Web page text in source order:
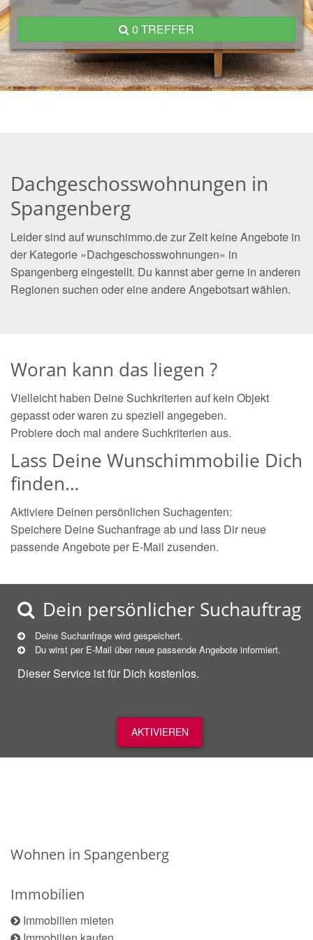
0 TREFFER
Dachgeschosswohnungen in
Spangenberg
Leider sind auf wunschimmo.de zur Zeit keine Angebote in
der Kategorie »Dachgeschosswohnungen« in
Spangenberg eingestellt. Du kannst aber gerne in anderen
Regionen suchen oder eine andere Angebotsart wählen.
Woran kann das liegen ?
Vielleicht haben Deine Suchkriterien auf kein Objekt
gepasst oder waren zu speziell angegeben.
Probiere doch mal andere Suchkriterien aus.
Lass Deine Wunschimmobilie Dich
finden…
Aktiviere Deinen persönlichen Suchagenten:
Speichere Deine Suchanfrage ab und lass Dir neue
passende Angebote per E-Mail zusenden.
Dein persönlicher Suchauftrag
Deine Suchanfrage wird gespeichert.
Du wirst per E-Mail über neue passende Angebote informiert.
Dieser Service ist für Dich kostenlos.
AKTIVIEREN
Wohnen in Spangenberg
Immobilien
Immobilien mieten